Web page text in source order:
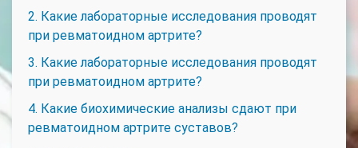
2. Какие лабораторные исследования проводят
при ревматоидном артрите?
3. Какие лабораторные исследования проводят
при ревматоидном артрите?
4. Какие биохимические анализы сдают при
ревматоидном артрите суставов?